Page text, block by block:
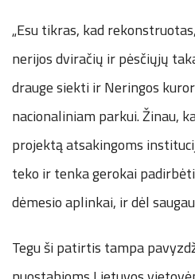
„Esu tikras, kad
nerijos dviračių ir pėsčiųjų
drauge siekti ir Neringos
nacionaliniam parkui. Žinau,
projektą atsakingoms
teko ir tenka gerokai
dėmesio aplinkai, ir dėl
Tegu ši patirtis tampa